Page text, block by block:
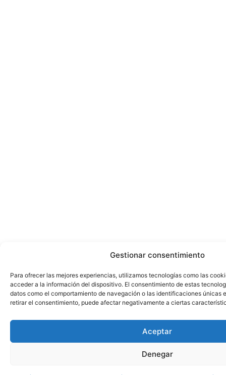
Gestionar consentimiento
Para ofrecer las mejores experiencias, utilizamos tecnologías como las
acceder a la información del dispositivo. El consentimiento de estas
datos como el comportamiento de navegación o las identificaciones únicas
retirar el consentimiento, puede afectar negativamente a ciertas
Aceptar
Denegar